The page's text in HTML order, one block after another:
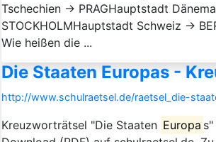
Tschechien → PRAGHauptstadt
STOCKHOLMHauptstadt Schweiz →
Wie heißen die ...
Die Staaten Europas -
http://www.schulraetsel.de/raetsel_die-
Kreuzworträtsel "Die Staaten Europa